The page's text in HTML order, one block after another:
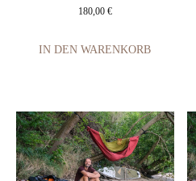
180,00 €
IN DEN WARENKORB